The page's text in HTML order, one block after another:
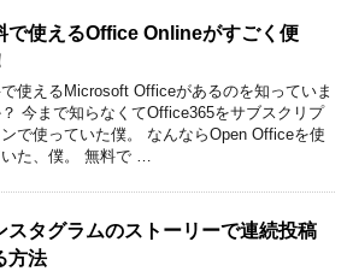
で使えるOffice Onlineがすごく便
使えるMicrosoft Officeがあるのを知っていま
今まで知らなくてOffice365をサブスクリプ
で使っていた僕。 なんならOpen Officeを使
た、僕。 無料で …
スタグラムのストーリーで連続投稿
方法